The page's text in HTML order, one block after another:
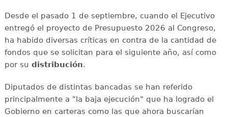
Desde el pasado 1 de septiembre, cuando el Ejecutivo
entregó el proyecto de Presupuesto 2026 al Congreso,
ha habido diversas críticas en contra de la cantidad de
fondos que se solicitan para el siguiente año, así como
por su distribución.
Diputados de distintas bancadas se han referido
principalmente a "la baja ejecución" que ha logrado el
Gobierno en carteras como las que ahora buscarían